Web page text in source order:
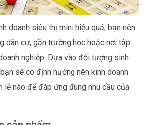
doanh siêu thị mini hiệu quả, bạn nên
dân cư, gần trường học hoặc nơi tập
nghiệp. Dựa vào đối tượng sinh
sẽ có định hướng nên kinh doanh
lẻ nào để đáp ứng đúng nhu cầu của